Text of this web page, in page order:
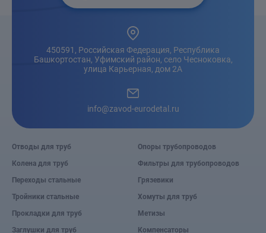
450591, Российская Федерация, Республика
Башкортостан, Уфимский район, село Чесноковка,
улица Карьерная, дом 2А
info@zavod-eurodetal.ru
Отводы для труб
Колена для труб
Переходы стальные
Тройники стальные
Прокладки для труб
Заглушки для труб
Опоры трубопроводов
Фильтры для трубопроводов
Грязевики
Хомуты для труб
Метизы
Компенсаторы